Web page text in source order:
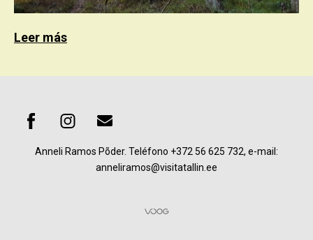
Leer más
Anneli Ramos Põder. Teléfono +372 56 625 732, e-mail:
anneliramos@visitatallin.ee